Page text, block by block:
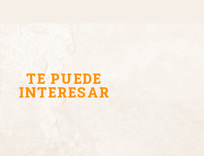
TE PUEDE
INTERESAR